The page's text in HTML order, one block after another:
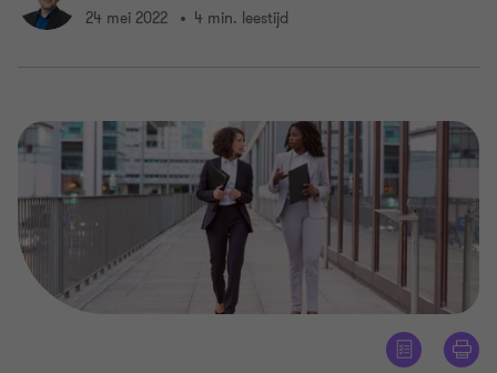
24 mei 2022 4 min. leestijd